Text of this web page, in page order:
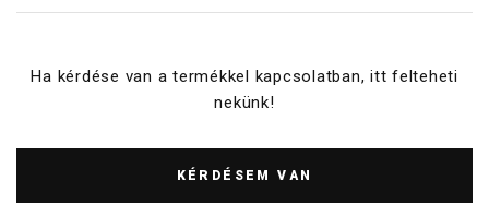
Ha kérdése van a termékkel kapcsolatban, itt felteheti
nekünk!
KÉRDÉSEM VAN